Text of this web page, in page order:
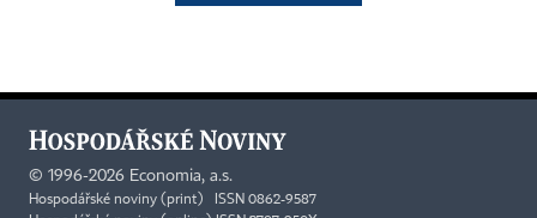
© 1996-2026 Economia, a.s.
Hospodářské noviny (print) ISSN 0862-9587